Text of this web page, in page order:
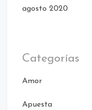
agosto 2020
Categorías
Amor
Apuesta